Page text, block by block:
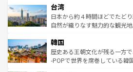
情報は
人々、おいしいローカルフー
ク、伝統的なフラダンスなど
っている。訪れるたびに新し
はコンテンツ一覧
リアリーフや大陸中央部にそ
ク）、タスマニアの美しい原
ど、見どころがたくさん。ま
いる。アクティビティも充実
ビング、ハイキングなど、ア
い。オーストラリアの多彩な
台湾
日本から約４時間ほどでたど
自然が織りなす魅力的な観光
ン）、静ひつな山岳地帯である
と山間の静けさが共存してお
驚きをもたらしてくれる。ま
韓国
歴史ある王朝文化が残る一方
-POPで世界を席巻している韓